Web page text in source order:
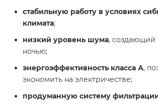
стабильную работу в условиях
климата;
низкий уровень шума, создающий
ночью;
энергоэффективность класса А,
экономить на электричестве;
продуманную систему